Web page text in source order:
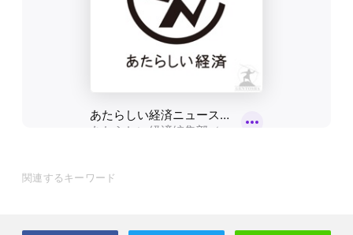
関連するキーワード